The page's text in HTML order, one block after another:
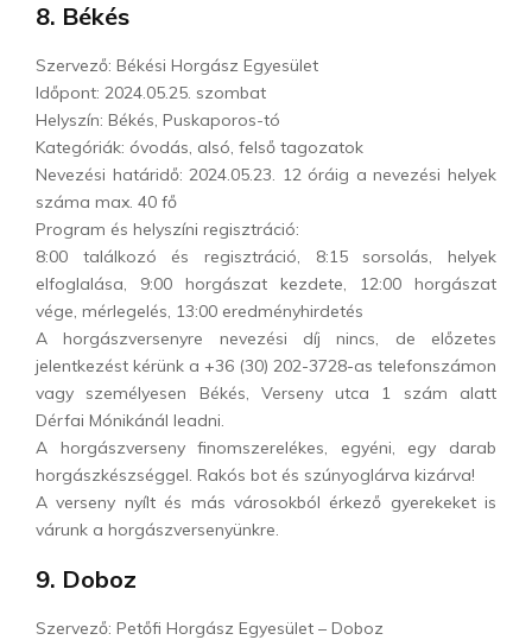
8. Békés
Szervező: Békési Horgász Egyesület
Időpont: 2024.05.25. szombat
Helyszín: Békés, Puskaporos-tó
Kategóriák: óvodás, alsó, felső tagozatok
Nevezési határidő: 2024.05.23. 12 óráig a nevezési helyek
száma max. 40 fő
Program és helyszíni regisztráció:
8:00 találkozó és regisztráció, 8:15 sorsolás, helyek
elfoglalása, 9:00 horgászat kezdete, 12:00 horgászat
vége, mérlegelés, 13:00 eredményhirdetés
A horgászversenyre nevezési díj nincs, de előzetes
jelentkezést kérünk a +36 (30) 202-3728-as telefonszámon
vagy személyesen Békés, Verseny utca 1 szám alatt
Dérfai Mónikánál leadni.
A horgászverseny finomszerelékes, egyéni, egy darab
horgászkészséggel. Rakós bot és szúnyoglárva kizárva!
A verseny nyílt és más városokból érkező gyerekeket is
várunk a horgászversenyünkre.
9. Doboz
Szervező: Petőfi Horgász Egyesület – Doboz